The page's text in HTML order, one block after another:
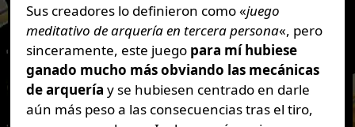
Sus creadores lo definieron como «juego
meditativo de arquería en tercera persona«, pero
sinceramente, este juego para mí hubiese
ganado mucho más obviando las mecánicas
de arquería y se hubiesen centrado en darle
aún más peso a las consecuencias tras el tiro,